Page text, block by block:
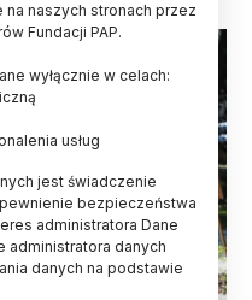
naszych stronach przez
Fundacji PAP.
wyłącznie w celach:
usług
jest świadczenie
bezpieczeństwa
administratora Dane
administratora danych
danych na podstawie